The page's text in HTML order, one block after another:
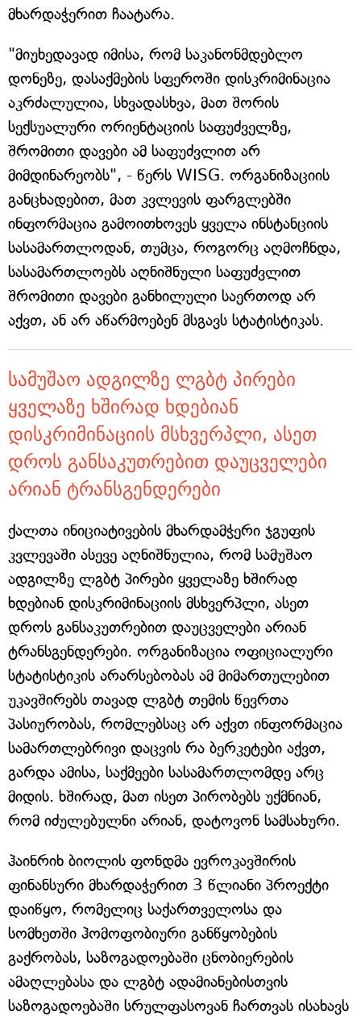
მხარდაჭერით ჩაატარა.
"მიუხედავად იმისა, რომ საკანონმდებლო
დონეზე, დასაქმების სფეროში დისკრიმინაცია
აკრძალულია, სხვადასხვა, მათ შორის
სექსუალური ორიენტაციის საფუძველზე,
შრომითი დავები ამ საფუძვლით არ
მიმდინარეობს", - წერს WISG. ორგანიზაციის
განცხადებით, მათ კვლევის ფარგლებში
ინფორმაცია გამოითხოვეს ყველა ინსტანციის
სასამართლოდან, თუმცა, როგორც აღმოჩნდა,
სასამართლოებს აღნიშნული საფუძვლით
შრომითი დავები განხილული საერთოდ არ
აქვთ, ან არ აწარმოებენ მსგავს სტატისტიკას.
სამუშაო ადგილზე ლგბტ პირები
ყველაზე ხშირად ხდებიან
დისკრიმინაციის მსხვერპლი, ასეთ
დროს განსაკუთრებით დაუცველები
არიან ტრანსგენდერები
ქალთა ინიციატივების მხარდამჭერი ჯგუფის
კვლევაში ასევე აღნიშნულია, რომ სამუშაო
ადგილზე ლგბტ პირები ყველაზე ხშირად
ხდებიან დისკრიმინაციის მსხვერპლი, ასეთ
დროს განსაკუთრებით დაუცველები არიან
ტრანსგენდერები. ორგანიზაცია ოფიციალური
სტატისტიკის არარსებობას ამ მიმართულებით
უკავშირებს თავად ლგბტ თემის წევრთა
პასიურობას, რომლებსაც არ აქვთ ინფორმაცია
სამართლებრივი დაცვის რა ბერკეტები აქვთ,
გარდა ამისა, საქმეები სასამართლომდე არც
მიდის. ხშირად, მათ ისეთ პირობებს უქმნიან,
რომ იძულებულნი არიან, დატოვონ სამსახური.
ჰაინრიხ ბიოლის ფონდმა ევროკავშირის
ფინანსური მხარდაჭერით 3 წლიანი პროექტი
დაიწყო, რომელიც საქართველოსა და
სომხეთში ჰომოფობიური განწყობების
გაქრობას, საზოგადოებაში ცნობიერების
ამაღლებასა და ლგბტ ადამიანებისთვის
საზოგადოებაში სრულფასოვან ჩართვას ისახავს